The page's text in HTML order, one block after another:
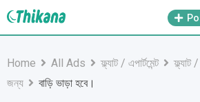
Skip
Home All Ads ফ্ল্যাট / এপার্টমেন্ট
ফ্ল্যাট /
জন্য
বাড়ি ভাড়া হবে।